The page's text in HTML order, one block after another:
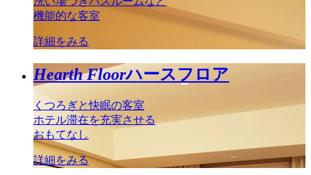
機能的な客室
詳細をみる
Hearth Floorハースフロア
くつろぎと快眠の客室
ホテル滞在を充実させる
おもてなし
詳細をみる